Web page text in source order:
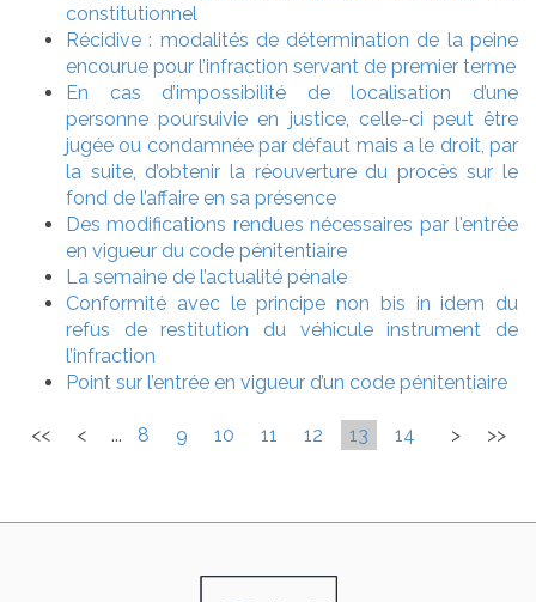
constitutionnel
Récidive : modalités de détermination de la peine
encourue pour l’infraction servant de premier terme
En cas d’impossibilité de localisation d’une
personne poursuivie en justice, celle-ci peut être
jugée ou condamnée par défaut mais a le droit, par
la suite, d’obtenir la réouverture du procès sur le
fond de l’affaire en sa présence
Des modifications rendues nécessaires par l'entrée
en vigueur du code pénitentiaire
La semaine de l’actualité pénale
Conformité avec le principe non bis in idem du
refus de restitution du véhicule instrument de
l’infraction
Point sur l’entrée en vigueur d’un code pénitentiaire
<< < ... 8 9 10 11 12 13 14 > >>